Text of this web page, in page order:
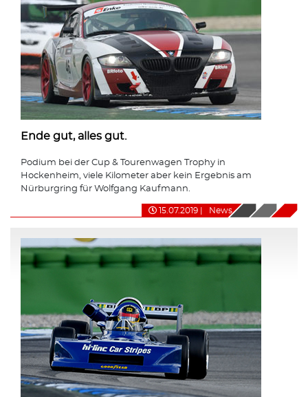
Ende gut, alles gut.
Podium bei der Cup & Tourenwagen Trophy in
Hockenheim, viele Kilometer aber kein Ergebnis am
Nürburgring für Wolfgang Kaufmann.
15.07.2019 News